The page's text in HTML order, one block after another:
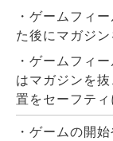
・ゲームフィ
た後にマガジン
・ゲームフィ
はマガジンを
置をセーフティ
・ゲームの開